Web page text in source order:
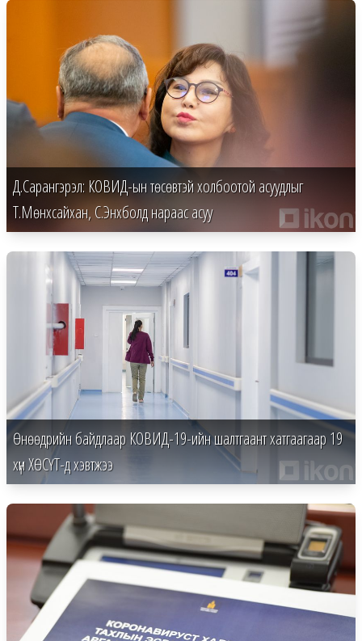
Д.Сарангэрэл: КОВИД-ын төсөвтэй холбоотой асуудлыг
Т.Мөнхсайхан, С.Энхболд нараас асуу
Өнөөдрийн байдлаар КОВИД-19-ийн шалтгаант хатгаагаар 19
хүн ХӨСҮТ-д хэвтжээ